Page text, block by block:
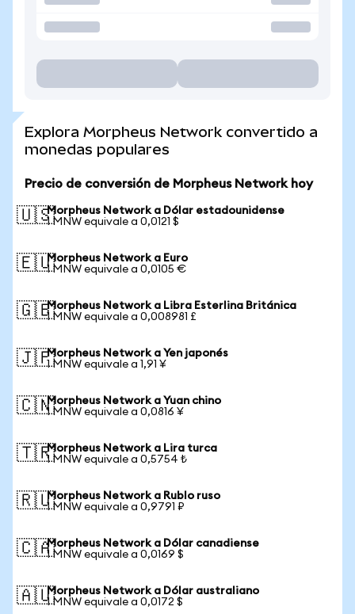
Explora Morpheus Network convertido a
monedas populares
Precio de conversión de Morpheus Network hoy
🇺🇸Morpheus Network a Dólar estadounidense
1 MNW equivale a 0,0121 $
🇪🇺Morpheus Network a Euro
1 MNW equivale a 0,0105 €
🇬🇧Morpheus Network a Libra Esterlina Británica
1 MNW equivale a 0,008981 £
🇯🇵Morpheus Network a Yen japonés
1 MNW equivale a 1,91 ¥
🇨🇳Morpheus Network a Yuan chino
1 MNW equivale a 0,0816 ¥
🇹🇷Morpheus Network a Lira turca
1 MNW equivale a 0,5754 ₺
🇷🇺Morpheus Network a Rublo ruso
1 MNW equivale a 0,9791 ₽
🇨🇦Morpheus Network a Dólar canadiense
1 MNW equivale a 0,0169 $
🇦🇺Morpheus Network a Dólar australiano
1 MNW equivale a 0,0172 $